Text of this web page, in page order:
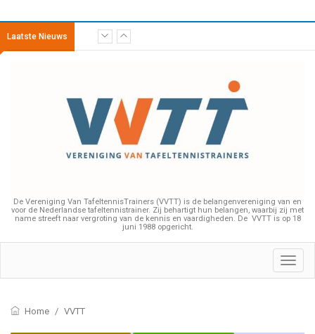
Laatste Nieuws
De Vereniging Van TafeltennisTrainers (VVTT) is de belangenvereniging van en
voor de Nederlandse tafeltennistrainer. Zij behartigt hun belangen, waarbij zij met
name streeft naar vergroting van de kennis en vaardigheden. De VVTT is op 18
juni 1988 opgericht.
Home / VVTT